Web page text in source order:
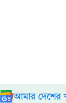
আমার দেশের